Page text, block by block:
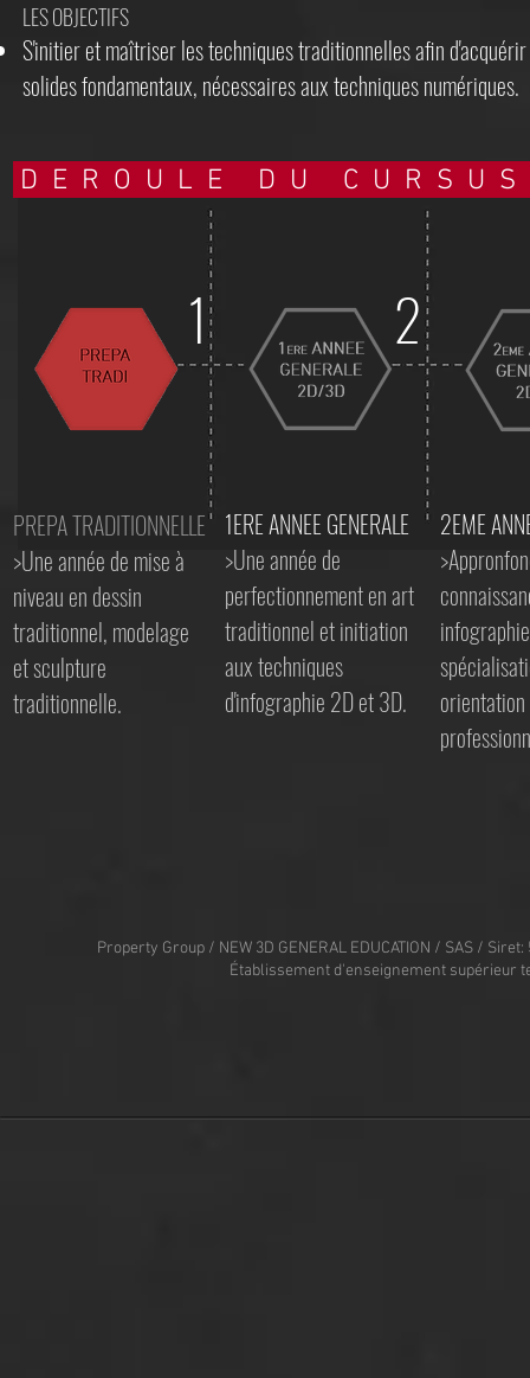
LES OBJECTIFS
S'initier et maîtriser les techniques traditionnelles afin
solides fondamentaux, nécessaires aux techniques numériques.
1 2
2EME
orientation
1ERE ANNEE GENERALE
>Une année de
perfectionnement en art
traditionnel et initiation
aux techniques
d'infographie 2D et 3D.
PREPA TRADITIONNELLE
>Une année de mise à
niveau en dessin
traditionnel, modelage
et sculpture
traditionnelle.
DEROULE DU CURSUS
Property Group / NEW 3D GENERAL EDUCATION / SAS /
Établissement d'enseignement supérieur